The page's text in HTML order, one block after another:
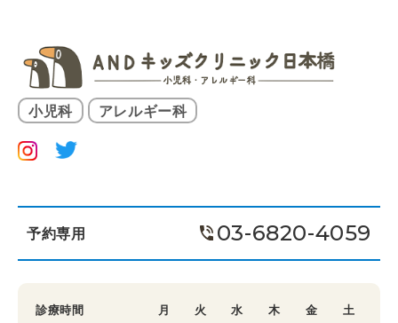
小児科 アレルギー科
予約専用 03-6820-4059
診療時間 月 火 水 木 金 土